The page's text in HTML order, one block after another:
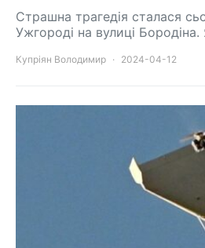
Страшна трагедія сталася
Ужгороді на вулиці
Купріян Володимир 2024-04-12